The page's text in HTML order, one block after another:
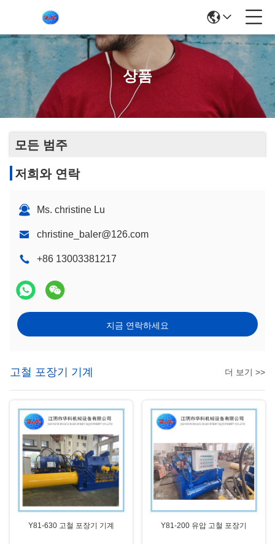
상품
모든 범주
저희와 연락
Ms. christine Lu
christine_baler@126.com
+86 13003381217
지금 연락하세요
고철 포장기 기계 더 보기 >>
Y81-630 고철 포장기 기계 Y81-200 유압 고철 포장기